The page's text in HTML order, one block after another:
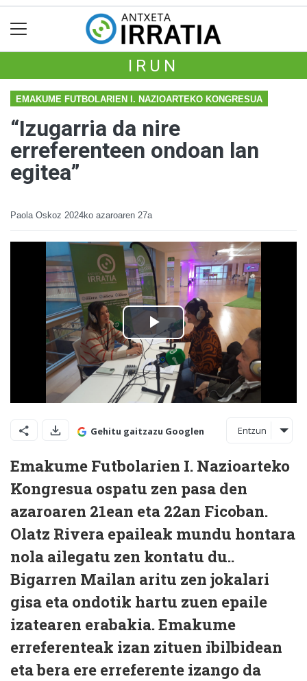
IRUN
EMAKUME FUTBOLARIEN I. NAZIOARTEKO KONGRESUA
“Izugarria da nire
erreferenteen ondoan lan
egitea”
Paola Oskoz 2024ko azaroaren 27a
Gehitu gaitzazu Googlen Entzun
Emakume Futbolarien I. Nazioarteko
Kongresua ospatu zen pasa den
azaroaren 21ean eta 22an Ficoban.
Olatz Rivera epaileak mundu hontara
nola ailegatu zen kontatu du..
Bigarren Mailan aritu zen jokalari
gisa eta ondotik hartu zuen epaile
izatearen erabakia. Emakume
erreferenteak izan zituen ibilbidean
eta bera ere erreferente izango da